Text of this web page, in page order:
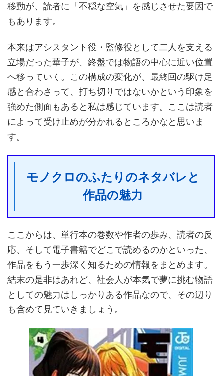
移動が、読者に「不穏な空気」を感じさせた要因で
もあります。
本来はアシスタント役・監修役として二人を支える
立場だった華子が、終盤では物語の中心に近い位置
へ移っていく。この構成の変化が、最終回の駆け足
感と合わさって、打ち切りではないかという印象を
強めた側面もあると私は感じています。ここは読者
によって受け止めが分かれるところかなと思いま
す。
モノクロのふたりのネタバレと
作品の魅力
ここからは、単行本の巻数や作者の歩み、読者の反
応、そして電子書籍でどこで読めるのかといった、
作品をもう一歩深く知るための情報をまとめます。
結末の是非はあれど、社会人が本気で夢に挑む物語
としての魅力はしっかりある作品なので、その辺り
も含めて見ていきましょう。